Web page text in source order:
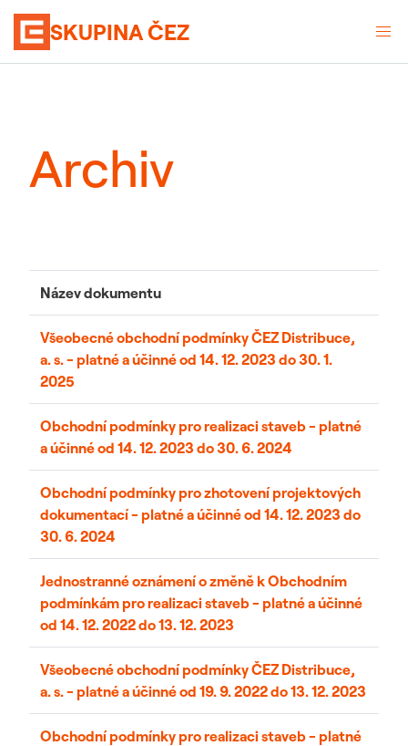
SKUPINA ČEZ
Archiv
Název dokumentu
Všeobecné obchodní podmínky ČEZ Distribuce,
a. s. - platné a účinné od 14. 12. 2023 do 30. 1.
2025
Obchodní podmínky pro realizaci staveb - platné
a účinné od 14. 12. 2023 do 30. 6. 2024
Obchodní podmínky pro zhotovení projektových
dokumentací - platné a účinné od 14. 12. 2023 do
30. 6. 2024
Jednostranné oznámení o změně k Obchodním
podmínkám pro realizaci staveb - platné a účinné
od 14. 12. 2022 do 13. 12. 2023
Všeobecné obchodní podmínky ČEZ Distribuce,
a. s. - platné a účinné od 19. 9. 2022 do 13. 12. 2023
Obchodní podmínky pro realizaci staveb - platné